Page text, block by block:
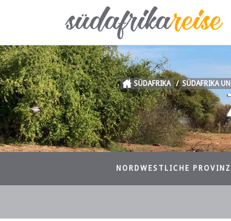
SÜDAFRIKA / SÜDAFRIKA
NORDWESTLICHE PROVINZ